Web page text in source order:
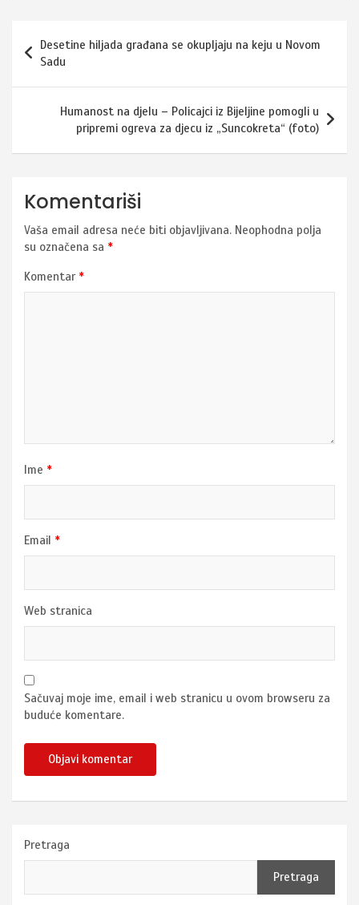
Navigacija
članaka
Desetine hiljada građana se okupljaju na keju u Novom
Sadu
Humanost na djelu – Policajci iz Bijeljine pomogli u
pripremi ogreva za djecu iz „Suncokreta“ (foto)
Komentariši
Vaša email adresa neće biti objavljivana. Neophodna polja
su označena sa *
Komentar *
Ime *
Email *
Web stranica
Sačuvaj moje ime, email i web stranicu u ovom browseru za
buduće komentare.
Pretraga
Pretraga